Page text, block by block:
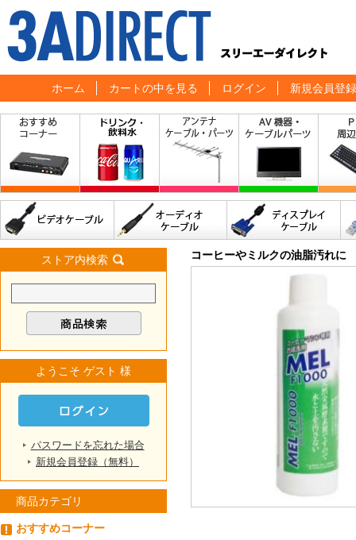
ホーム カートの中を見る ログイン 新規会員登録
ストア内検索
ようこそ ゲスト 様
パスワードを忘れた場合
新規会員登録（無料）
商品カテゴリ
おすすめコーナー
コーヒーやミルクの油脂汚れ